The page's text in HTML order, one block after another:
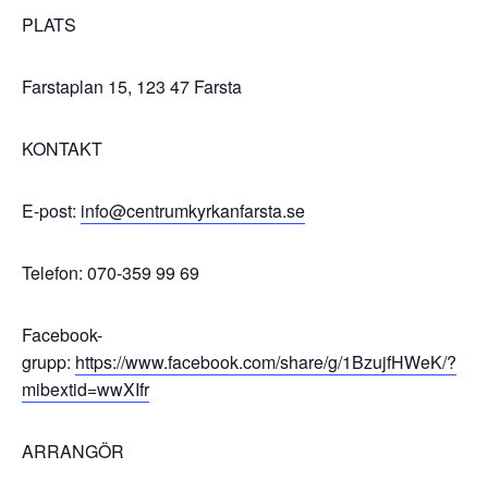
PLATS
Farstaplan 15, 123 47 Farsta
KONTAKT
E-post: info@centrumkyrkanfarsta.se
Telefon: 070-359 99 69
Facebook-
grupp: https://www.facebook.com/share/g/1BzujfHWeK/?
mibextid=wwXIfr
ARRANGÖR